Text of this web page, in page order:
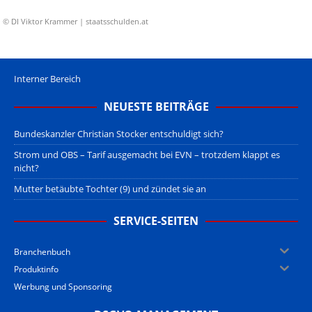
© DI Viktor Krammer | staatsschulden.at
Interner Bereich
NEUESTE BEITRÄGE
Bundeskanzler Christian Stocker entschuldigt sich?
Strom und OBS – Tarif ausgemacht bei EVN – trotzdem klappt es
nicht?
Mutter betäubte Tochter (9) und zündet sie an
SERVICE-SEITEN
Branchenbuch
Produktinfo
Werbung und Sponsoring